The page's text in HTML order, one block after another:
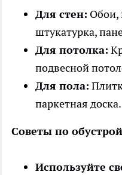
Для стен: Обои,
штукатурка,
Для потолка:
подвесной
Для пола:
паркетная доска.
Советы по
Используйте